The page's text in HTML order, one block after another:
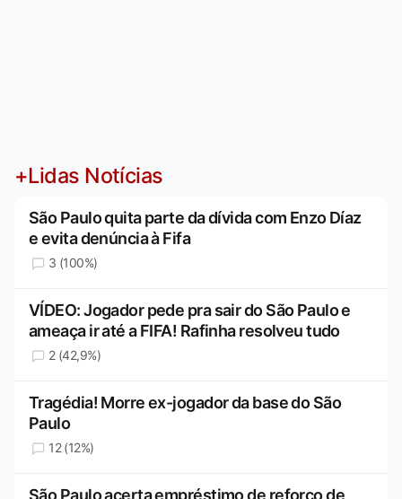
+Lidas Notícias
São Paulo quita parte da dívida com Enzo Díaz
e evita denúncia à Fifa
3 (100%)
VÍDEO: Jogador pede pra sair do São Paulo e
ameaça ir até a FIFA! Rafinha resolveu tudo
2 (42,9%)
Tragédia! Morre ex-jogador da base do São
Paulo
12 (12%)
São Paulo acerta empréstimo de reforço de